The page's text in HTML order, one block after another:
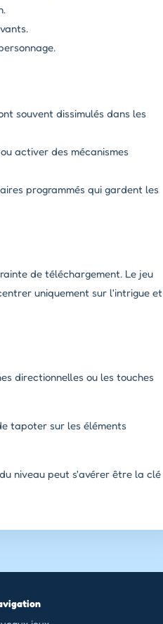
souvent dissimulés dans les
activer des mécanismes
programmés qui gardent les
de téléchargement. Le jeu
uniquement sur l'intrigue et
directionnelles ou les touches
tapoter sur les éléments
niveau peut s'avérer être la clé